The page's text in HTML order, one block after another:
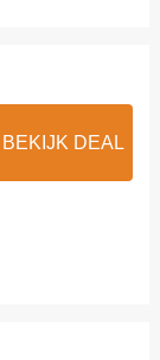
BEKIJK DEAL